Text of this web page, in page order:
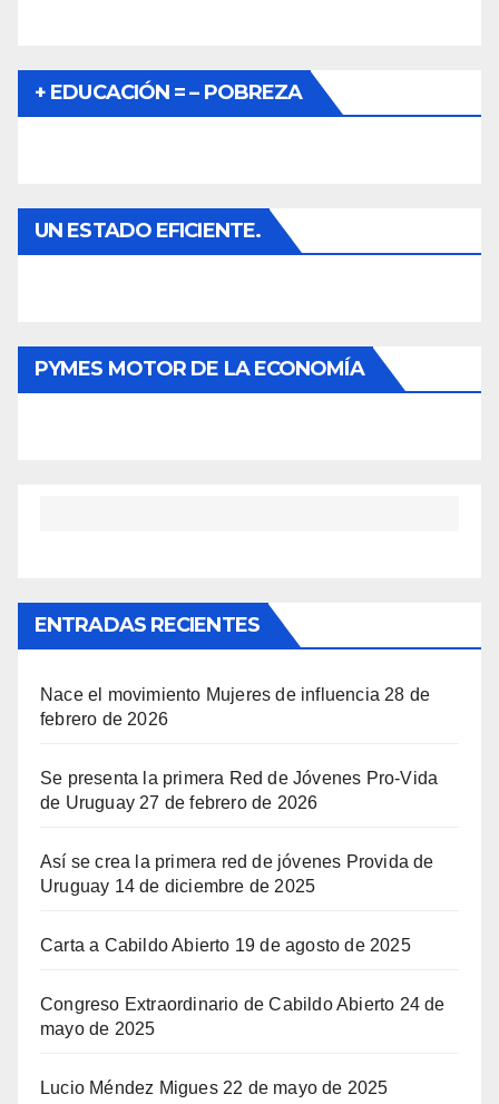
+ EDUCACIÓN = – POBREZA
UN ESTADO EFICIENTE.
PYMES MOTOR DE LA ECONOMÍA
ENTRADAS RECIENTES
Nace el movimiento Mujeres de influencia 28 de
febrero de 2026
Se presenta la primera Red de Jóvenes Pro-Vida
de Uruguay 27 de febrero de 2026
Así se crea la primera red de jóvenes Provida de
Uruguay 14 de diciembre de 2025
Carta a Cabildo Abierto 19 de agosto de 2025
Congreso Extraordinario de Cabildo Abierto 24 de
mayo de 2025
Lucio Méndez Migues 22 de mayo de 2025